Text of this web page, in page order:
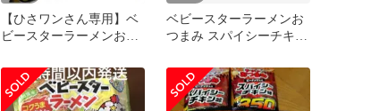
【ひさワンさん専用】ベ
ビースターラーメンおつ
ベビースターラーメンお
つまみ スパイシーチキン